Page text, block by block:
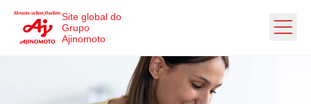
Site global do
Grupo
Ajinomoto